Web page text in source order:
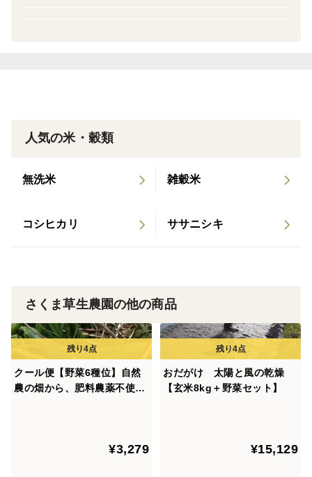
コシヒカリの血を引くお米にはない深い味があります。
籾の状態で保存しています。
人気の米・穀類
無洗米 雑穀米
コシヒカリ ササニシキ
さくま草生農園の他の商品
クール便【野菜6種位】自然
農の畑から、肥料農薬不使
¥3,279
おだがけ 太陽と風の乾燥
【玄米8kg＋野菜セット】
¥15,129